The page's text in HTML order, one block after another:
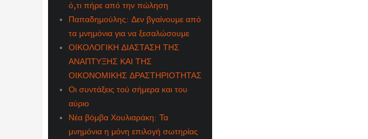
ό,τι πήρε από την πώληση
Παπαδημούλης: Δεν βγαίνουμε από
τα μνημόνια για να ξεσαλώσουμε
ΟΙΚΟΛΟΓΙΚΗ ΔΙΑΣΤΑΣΗ ΤΗΣ
ΑΝΑΠΤΥΞΗΣ ΚΑΙ ΤΗΣ
ΟΙΚΟΝΟΜΙΚΗΣ ΔΡΑΣΤΗΡΙΟΤΗΤΑΣ
Οι συντάξεις τού σήμερα και του
αύριο
Νέα βόμβα Χουλιαράκη: Τα
μνημόνια η μόνη επιλογή σωτηρίας